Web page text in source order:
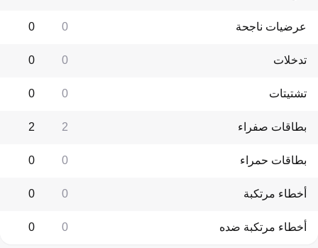
عرضيات ناجحة 0
0
تدخلات 0
0
تشتيتات 0
0
بطاقات صفراء 2
2
بطاقات حمراء 0
0
أخطاء مرتكبة 0
0
أخطاء مرتكبة ضده 0
0